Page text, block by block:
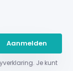
Aanmelden
Je kunt